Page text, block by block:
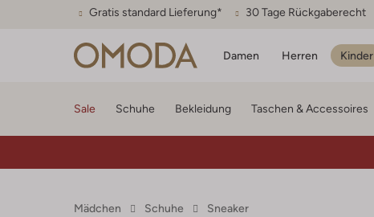
Gratis standard Lieferung* 30 Tage Rückgaberecht
Damen Herren Kinder
Sale Schuhe Bekleidung Taschen & Accessoires
Mädchen Schuhe Sneaker